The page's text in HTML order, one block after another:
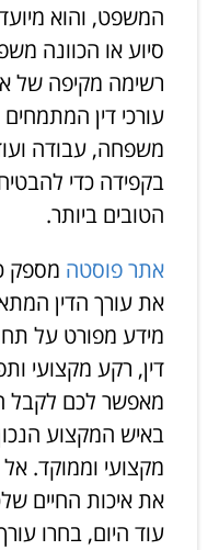
המשפט, והוא
סיוע או הכוונה
רשימה מקיפה של
עורכי דין המתמחים
משפחה, עבודה
בקפידה כדי
הטובים ביותר.
אתר פוסטה מספק
את עורך הדין
מידע מפורט על
דין, רקע מקצועי
מאפשר לכם לקבל
באיש המקצוע
מקצועי וממוקד.
את איכות החיים
עוד היום, בחרו